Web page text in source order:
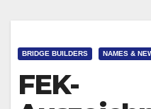
BRIDGE BUILDERS NAMES &
FEK-